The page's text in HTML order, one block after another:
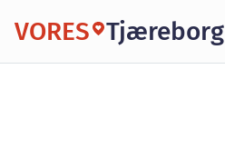
VORES Tjæreborg